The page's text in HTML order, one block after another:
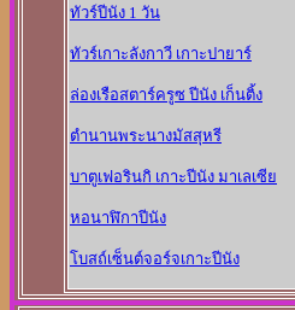
ทัวร์ปีนัง 1 วัน
ทัวร์เกาะลังกาวี เกาะปายาร์
ล่องเรือสตาร์ครูซ ปีนัง เก็นติ้ง
ตำนานพระนางมัสสุหรี
บาตูเฟอรินกิ เกาะปีนัง มาเลเซีย
หอนาฬิกาปีนัง
โบสถ์เซ็นต์จอร์จเกาะปีนัง